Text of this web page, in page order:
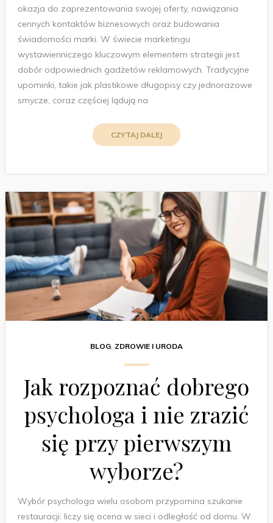
okazja do zaprezentowania swojej oferty, nawiązania
cennych kontaktów biznesowych oraz budowania
świadomości marki. W świecie marketingu
wystawienniczego kluczowym elementem strategii jest
dobór odpowiednich gadżetów reklamowych. Tradycyjne
upominki, takie jak plastikowe długopisy czy jednorazowe
smycze, coraz częściej lądują na
CZYTAJ DALEJ
BLOG, ZDROWIE I URODA
Jak rozpoznać dobrego
psychologa i nie zrazić
się przy pierwszym
wyborze?
Wybór psychologa wielu osobom przypomina szukanie
restauracji: liczy się ocena w sieci i odległość od domu. W